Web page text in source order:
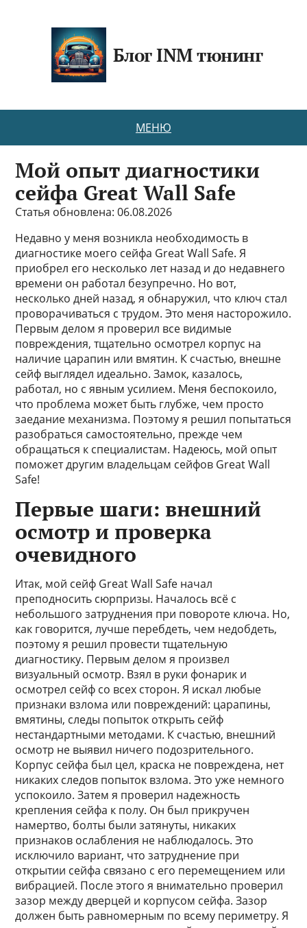
Блог INM тюнинг
МЕНЮ
Мой опыт диагностики
сейфа Great Wall Safe
Статья обновлена: 06.08.2026
Недавно у меня возникла необходимость в
диагностике моего сейфа Great Wall Safe. Я
приобрел его несколько лет назад и до недавнего
времени он работал безупречно. Но вот,
несколько дней назад, я обнаружил, что ключ стал
проворачиваться с трудом. Это меня насторожило.
Первым делом я проверил все видимые
повреждения, тщательно осмотрел корпус на
наличие царапин или вмятин. К счастью, внешне
сейф выглядел идеально. Замок, казалось,
работал, но с явным усилием. Меня беспокоило,
что проблема может быть глубже, чем просто
заедание механизма. Поэтому я решил попытаться
разобраться самостоятельно, прежде чем
обращаться к специалистам. Надеюсь, мой опыт
поможет другим владельцам сейфов Great Wall
Safe!
Первые шаги: внешний
осмотр и проверка
очевидного
Итак, мой сейф Great Wall Safe начал
преподносить сюрпризы. Началось всё с
небольшого затруднения при повороте ключа. Но,
как говорится, лучше перебдеть, чем недобдеть,
поэтому я решил провести тщательную
диагностику. Первым делом я произвел
визуальный осмотр. Взял в руки фонарик и
осмотрел сейф со всех сторон. Я искал любые
признаки взлома или повреждений: царапины,
вмятины, следы попыток открыть сейф
нестандартными методами. К счастью, внешний
осмотр не выявил ничего подозрительного.
Корпус сейфа был цел, краска не повреждена, нет
никаких следов попыток взлома. Это уже немного
успокоило. Затем я проверил надежность
крепления сейфа к полу. Он был прикручен
намертво, болты были затянуты, никаких
признаков ослабления не наблюдалось. Это
исключило вариант, что затруднение при
открытии сейфа связано с его перемещением или
вибрацией. После этого я внимательно проверил
зазор между дверцей и корпусом сейфа. Зазор
должен быть равномерным по всему периметру. Я